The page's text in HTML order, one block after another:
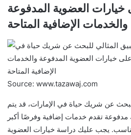
العضوية المدفوعة
والخدمات الإضافية المتاحة
Source: www.tazawaj.com
عن شريك حياة في الإمارات، قد يتم
مدفوعة تقدم خدمات إضافية وفرصًا أكبر
يجب عليك دراسة خيارات العضوية